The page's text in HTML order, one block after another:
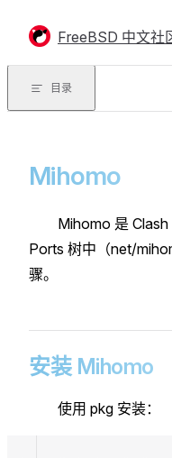
FreeBSD 中文社
目录
Mihomo
Mihomo 是
Ports 树中（net/
骤。
安装 Mihomo
使用 pkg 安装：